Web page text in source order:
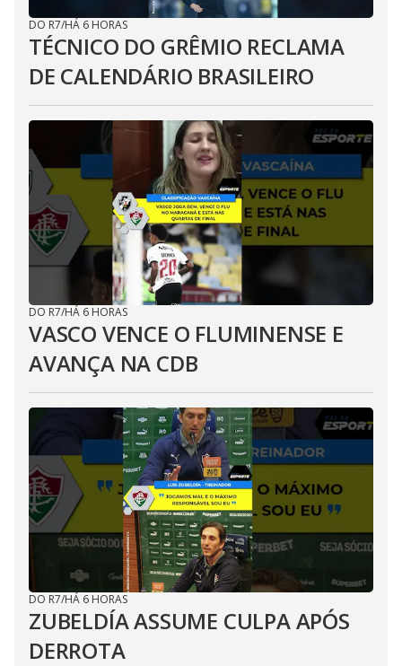
DO R7/HÁ 6 HORAS
TÉCNICO DO GRÊMIO RECLAMA
DE CALENDÁRIO BRASILEIRO
DO R7/HÁ 6 HORAS
VASCO VENCE O FLUMINENSE E
AVANÇA NA CDB
DO R7/HÁ 6 HORAS
ZUBELDÍA ASSUME CULPA APÓS
DERROTA